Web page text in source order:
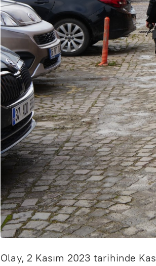
Olay, 2 Kasım 2023 tarihinde